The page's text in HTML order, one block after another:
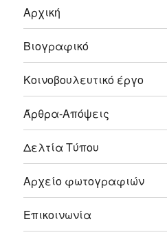
Αρχική
Βιογραφικό
Κοινοβουλευτικό έργο
Άρθρα-Απόψεις
Δελτία Τύπου
Αρχείο φωτογραφιών
Επικοινωνία